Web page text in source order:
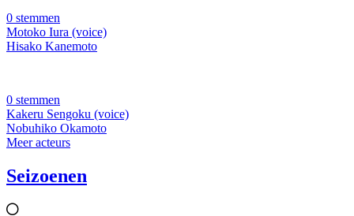
0 stemmen
Motoko Iura (voice)
Hisako Kanemoto
0 stemmen
Kakeru Sengoku (voice)
Nobuhiko Okamoto
Meer acteurs
Seizoenen